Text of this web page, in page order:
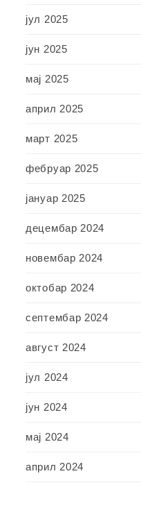
јул 2025
јун 2025
мај 2025
април 2025
март 2025
фебруар 2025
јануар 2025
децембар 2024
новембар 2024
октобар 2024
септембар 2024
август 2024
јул 2024
јун 2024
мај 2024
април 2024